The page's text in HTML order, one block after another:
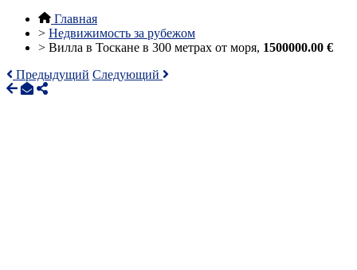
Главная
> Недвижимость за рубежом
> Вилла в Тоскане в 300 метрах от моря, 1500000.00 €
Предыдущий Следующий